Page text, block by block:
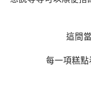
這間
每一項糕點